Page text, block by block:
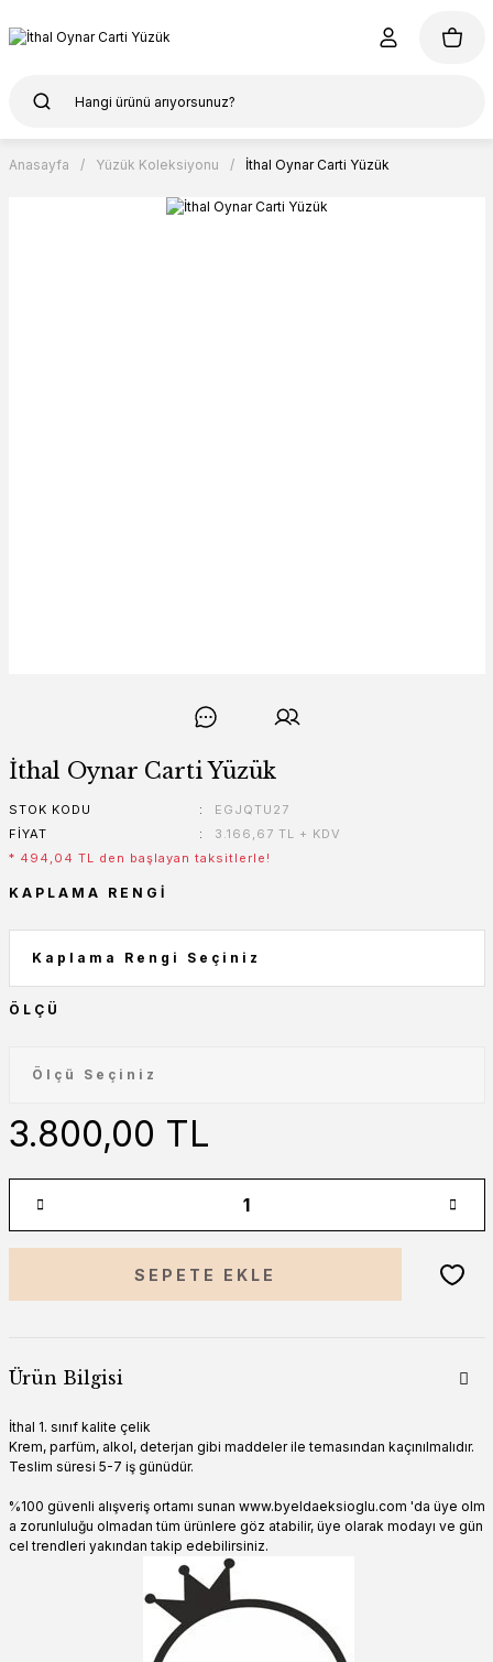
Anasayfa Yüzük Koleksiyonu İthal Oynar Carti Yüzük
İthal Oynar Carti Yüzük
STOK KODU
EGJQTU27
FIYAT
3.166,67 TL + KDV
* 494,04 TL den başlayan taksitlerle!
KAPLAMA RENGI
ÖLÇÜ
3.800,00 TL
SEPETE EKLE
Ürün Bilgisi
İthal 1. sınıf kalite çelik
Krem, parfüm, alkol, deterjan gibi maddeler ile temasından kaçınılmalıdır.
Teslim süresi 5-7 iş günüdür.
%100 güvenli alışveriş ortamı sunan www.byeldaeksioglu.com 'da üye olm
a zorunluluğu olmadan tüm ürünlere göz atabilir, üye olarak modayı ve gün
cel trendleri yakından takip edebilirsiniz.